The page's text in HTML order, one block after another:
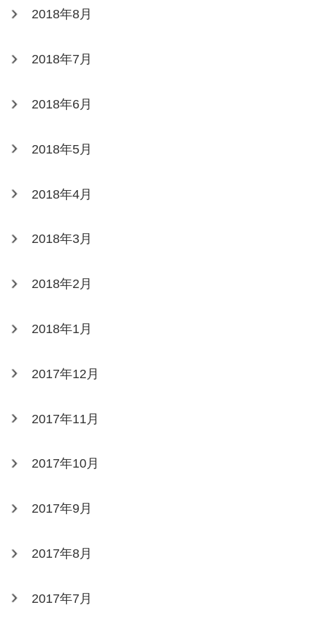
2018年8月
2018年7月
2018年6月
2018年5月
2018年4月
2018年3月
2018年2月
2018年1月
2017年12月
2017年11月
2017年10月
2017年9月
2017年8月
2017年7月